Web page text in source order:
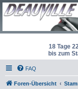
18 Tage
bis zum
FAQ
Foren-Übersicht